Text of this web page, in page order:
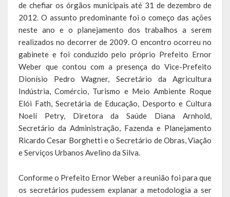
Ex-Administradores
Secretarias
Administração, Fazenda e Planejamento
Desenvolvimento Econômico
Desenvolvimento Social
Educação, Cultura, Turismo, Desporto e Lazer
Obras, Serviços Urbanos e Trânsito
de chefiar os órgãos municipais até 31 de dezembro de
2012. O assunto predominante foi o começo das ações
neste ano e o planejamento dos trabalhos a serem
realizados no decorrer de 2009. O encontro ocorreu no
gabinete e foi conduzido pelo próprio Prefeito Ernor
Weber que contou com a presença do Vice-Prefeito
Dionísio Pedro Wagner, Secretário da Agricultura
Indústria, Comércio, Turismo e Meio Ambiente Roque
Elói Fath, Secretária de Educação, Desporto e Cultura
Noelí Petry, Diretora da Saúde Diana Arnhold,
Secretário da Administração, Fazenda e Planejamento
Ricardo Cesar Borghetti e o Secretário de Obras, Viação
e Serviços Urbanos Avelino da Silva.
Conforme o Prefeito Ernor Weber a reunião foi para que
os secretários pudessem explanar a metodologia a ser